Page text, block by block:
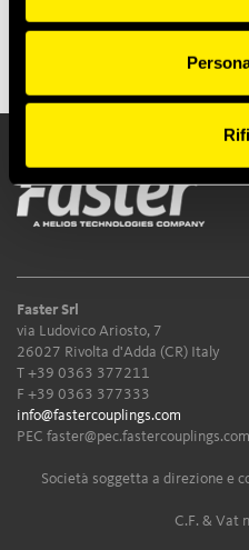
Faster Srl
via Ludovico Ariosto, 7
26027 Rivolta d'Adda (CR) Italy
T +39 0363 377211
F +39 0363 377333
info@fastercouplings.com
PEC faster@pec.fastercouplings.com
Società soggetta a direzione e
C.F. & Vat